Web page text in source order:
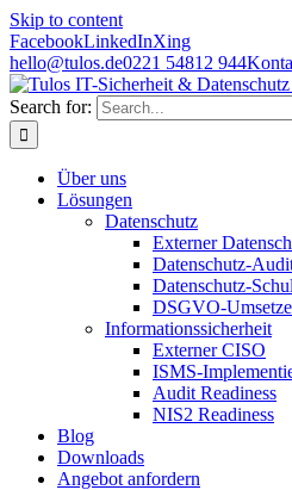
Skip to content
FacebookLinkedInXing
hello@tulos.de0221 54812 944
Search for:
Über uns
Lösungen
Datenschutz
Externer
Datenschutz-
Datenschutz-
DSGVO-
Informationssicherheit
Externer CISO
ISMS-
Audit Readiness
NIS2 Readiness
Blog
Downloads
Angebot anfordern